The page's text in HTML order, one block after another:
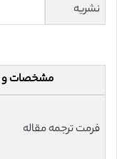
نشریه
مشخصات و
فرمت ترجمه مقاله